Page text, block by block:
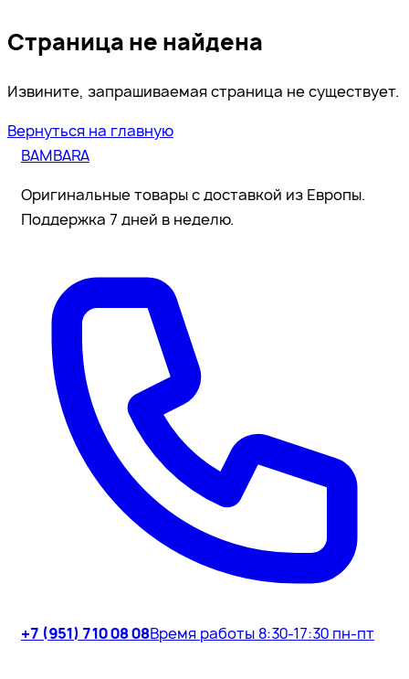
Страница не найдена
Извините, запрашиваемая страница не существует.
Вернуться на главную
BAMBARA
Оригинальные товары с доставкой из Европы.
Поддержка 7 дней в неделю.
+7 (951) 710 08 08Время работы 8:30-17:30 пн-пт